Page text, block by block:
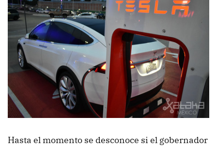
Hasta el momento se desconoce si el gobernador